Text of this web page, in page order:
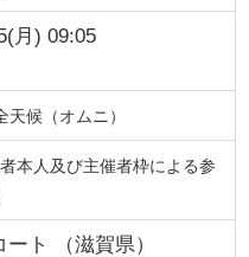
月) 09:05
天候（オムニ）
者本人及び主催者枠による参
ート （滋賀県）